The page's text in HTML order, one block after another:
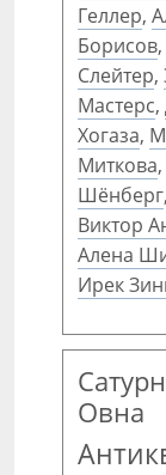
Геллер,
Борисов,
Слейтер,
Мастерс,
Хогаза,
Миткова,
Шёнберг,
Виктор
Алена
Ирек
Овна